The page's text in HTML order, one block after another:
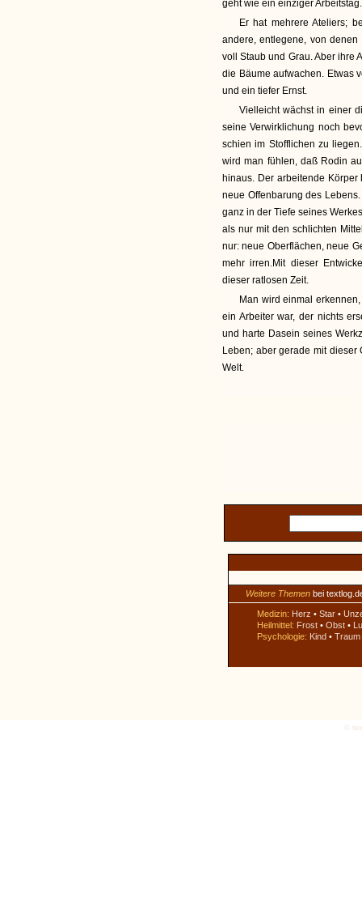
geht wie ein einziger Arbeitstag.
Er hat mehrere Ateliers;
andere, entlegene, von
voll Staub und Grau. Aber ihre
die Bäume aufwachen. Etwas
und ein tiefer Ernst.
Vielleicht wächst in einer
seine Verwirklichung noch
schien im Stofflichen zu
wird man fühlen, daß Rodin
hinaus. Der arbeitende
neue Offenbarung des
ganz in der Tiefe seines
als nur mit den schlichten
nur: neue Oberflächen, neue
mehr irren.Mit dieser
dieser ratlosen Zeit.
Man wird einmal
ein Arbeiter war, der nichts
und harte Dasein seines
Leben; aber gerade mit
Welt.
Weitere Themen bei
Medizin: Herz • Star •
Heilmittel: Frost • Obst •
Psychologie: Kind • Traum
©